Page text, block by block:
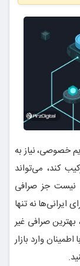
خصوصی، نیاز به
کند، می‌تواند
نیست جز صرافی
ایرانی‌ها نه تنها
صرافی غیر
وارد بازار